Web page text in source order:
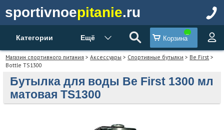
sportivnoepitanie.ru
Категории Ещё Корзина
Магазин спортивного питания >Аксессуары > Спортивные бутылки > Be First >
Bottle TS1300
Бутылка для воды Be First 1300 мл
матовая TS1300